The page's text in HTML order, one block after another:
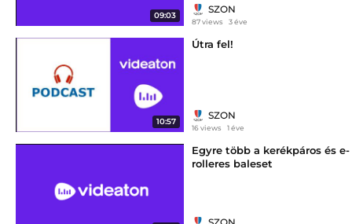
09:03
SZON
87 views 3 éve
10:57
Útra fel!
SZON
16 views 1 éve
Egyre több a kerékpáros és e-
rolleres baleset